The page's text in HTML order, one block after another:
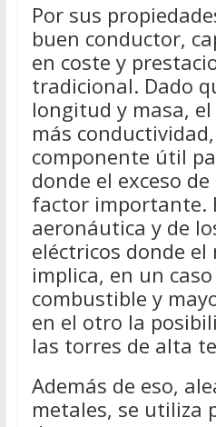
Por sus
buen conductor,
en coste y
tradicional. Dado
longitud y masa,
más
componente útil
donde el exceso
factor importante.
aeronáutica y de
eléctricos donde el
implica, en un
combustible y
en el otro la
las torres de alta
Además de eso,
metales, se utiliza